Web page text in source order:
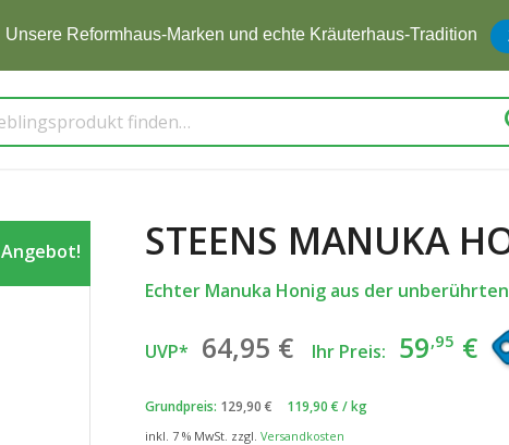
Unsere Reformhaus-Marken und echte Kräuterhaus-Tradition
Angebot! STEENS MANUKA
Echter Manuka Honig aus der
UVP* 64,95 € Ursprünglicher
Preis
war:
64 ,95€
Ihr Preis: 59,95 €
Grundpreis: 129,90 € 119,90 € /kg
inkl. 7 % MwSt. zzgl. Versandkosten